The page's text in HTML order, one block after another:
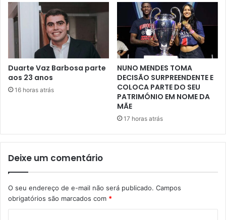
Duarte Vaz Barbosa parte
aos 23 anos
16 horas atrás
NUNO MENDES TOMA
DECISÃO SURPREENDENTE E
COLOCA PARTE DO SEU
PATRIMÓNIO EM NOME DA
MÃE
17 horas atrás
Deixe um comentário
O seu endereço de e-mail não será publicado. Campos
obrigatórios são marcados com *